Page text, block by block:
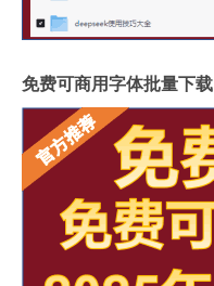
免费可商用字体批量下载